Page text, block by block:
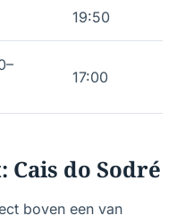
19:50
17:00
do Sodré
boven een van